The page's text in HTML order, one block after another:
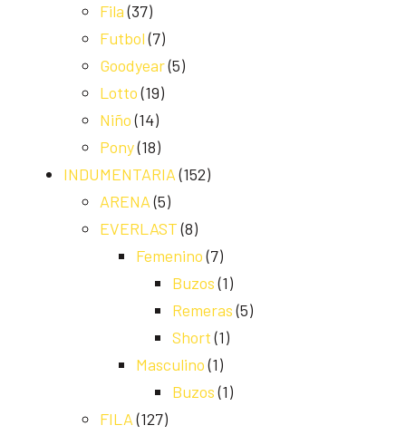
Fila (37)
Futbol (7)
Goodyear(5)
Lotto (19)
Niño (14)
Pony(18)
INDUMENTARIA (152)
ARENA (5)
EVERLAST (8)
Femenino (7)
Buzos (1)
Remeras (5)
Short (1)
Masculino (1)
Buzos (1)
FILA (127)